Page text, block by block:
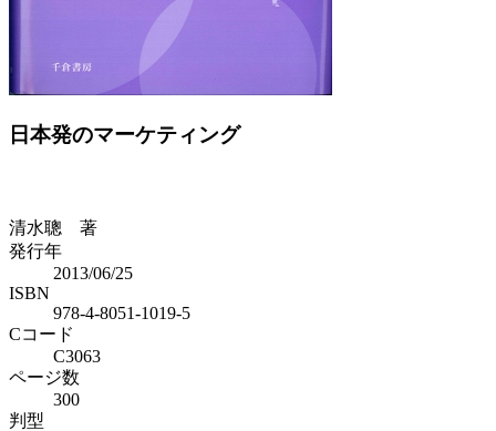
日本発のマーケティング
清水聰 著
発行年
2013/06/25
ISBN
978-4-8051-1019-5
Cコード
C3063
ページ数
300
判型